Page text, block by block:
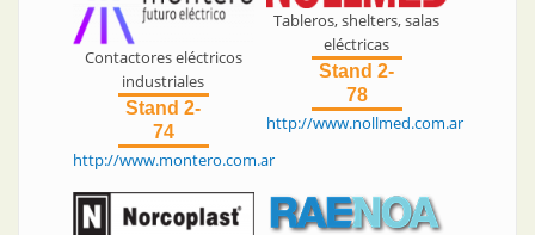
Contactores eléctricos
industriales
Stand 2-
74
http://www.montero.com.ar
Tableros, shelters, salas
eléctricas
Stand 2-
78
http://www.nollmed.com.ar